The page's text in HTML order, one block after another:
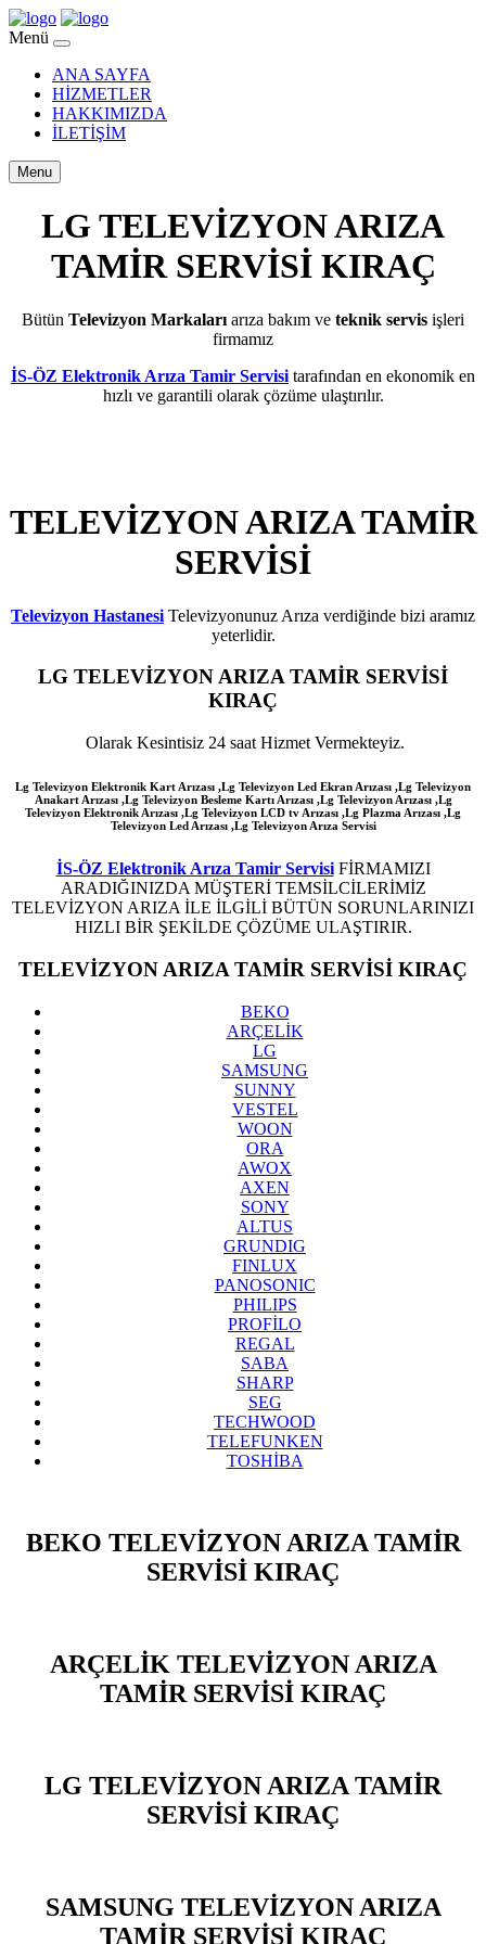
Menü
ANA SAYFA
HİZMETLER
HAKKIMIZDA
İLETİŞİM
Menu
LG TELEVİZYON ARIZA
TAMİR SERVİSİ KIRAÇ
Bütün Televizyon Markaları arıza bakım ve teknik servis işleri
firmamız
İS-ÖZ Elektronik Arıza Tamir Servisi tarafından en ekonomik en
hızlı ve garantili olarak çözüme ulaştırılır.
TELEVİZYON ARIZA TAMİR
SERVİSİ
Televizyon Hastanesi Televizyonunuz Arıza verdiğinde bizi aramız
yeterlidir.
LG TELEVİZYON ARIZA TAMİR SERVİSİ
KIRAÇ
Olarak Kesintisiz 24 saat Hizmet Vermekteyiz.
Lg Televizyon Elektronik Kart Arızası ,Lg Televizyon Led Ekran Arızası ,Lg Televizyon
Anakart Arızası ,Lg Televizyon Besleme Kartı Arızası ,Lg Televizyon Arızası ,Lg
Televizyon Elektronik Arızası ,Lg Televizyon LCD tv Arızası ,Lg Plazma Arızası ,Lg
Televizyon Led Arızası,Lg Televizyon Arıza Servisi
İS-ÖZ Elektronik Arıza Tamir ServisiFİRMAMIZI
ARADIĞINIZDA MÜŞTERİ TEMSİLCİLERİMİZ
TELEVİZYON ARIZA İLE İLGİLİ BÜTÜN SORUNLARINIZI
HIZLI BİR ŞEKİLDE ÇÖZÜME ULAŞTIRIR.
TELEVİZYON ARIZA TAMİR SERVİSİ KIRAÇ
BEKO
ARÇELİK
LG
SAMSUNG
SUNNY
VESTEL
WOON
ORA
AWOX
AXEN
SONY
ALTUS
GRUNDIG
FINLUX
PANOSONIC
PHILIPS
PROFİLO
REGAL
SABA
SHARP
SEG
TECHWOOD
TELEFUNKEN
TOSHİBA
BEKO TELEVİZYON ARIZA TAMİR
SERVİSİ KIRAÇ
ARÇELİK TELEVİZYON ARIZA
TAMİR SERVİSİ KIRAÇ
LG TELEVİZYON ARIZA TAMİR
SERVİSİ KIRAÇ
SAMSUNG TELEVİZYON ARIZA
TAMİR SERVİSİ KIRAÇ